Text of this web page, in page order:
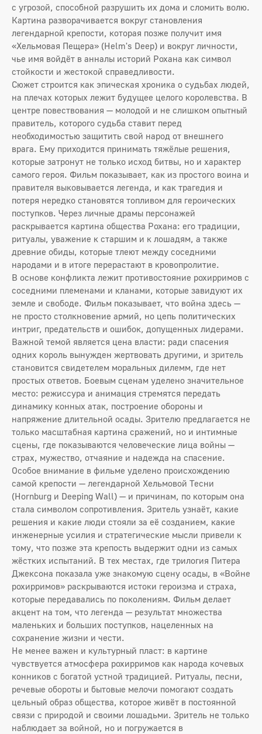
с угрозой, способной разрушить их дома и сломить волю.
Картина разворачивается вокруг становления
легендарной крепости, которая позже получит имя
«Хельмовая Пещера» (Helm's Deep) и вокруг личности,
чье имя войдёт в анналы историй Рохана как символ
стойкости и жестокой справедливости.
Сюжет строится как эпическая хроника о судьбах людей,
на плечах которых лежит будущее целого королевства. В
центре повествования — молодой и не слишком опытный
правитель, которого судьба ставит перед
необходимостью защитить свой народ от внешнего
врага. Ему приходится принимать тяжёлые решения,
которые затронут не только исход битвы, но и характер
самого героя. Фильм показывает, как из простого воина и
правителя выковывается легенда, и как трагедия и
потеря нередко становятся топливом для героических
поступков. Через личные драмы персонажей
раскрывается картина общества Рохана: его традиции,
ритуалы, уважение к старшим и к лошадям, а также
древние обиды, которые тлеют между соседними
народами и в итоге перерастают в кровопролитие.
В основе конфликта лежит противостояние рохирримов с
соседними племенами и кланами, которые завидуют их
земле и свободе. Фильм показывает, что война здесь —
не просто столкновение армий, но цепь политических
интриг, предательств и ошибок, допущенных лидерами.
Важной темой является цена власти: ради спасения
одних король вынужден жертвовать другими, и зритель
становится свидетелем моральных дилемм, где нет
простых ответов. Боевым сценам уделено значительное
место: режиссура и анимация стремятся передать
динамику конных атак, построение обороны и
напряжение длительной осады. Зрителю предлагается не
только масштабная картина сражений, но и интимные
сцены, где показываются человеческие лица войны —
страх, мужество, отчаяние и надежда на спасение.
Особое внимание в фильме уделено происхождению
самой крепости — легендарной Хельмовой Тесни
(Hornburg и Deeping Wall) — и причинам, по которым она
стала символом сопротивления. Зритель узнаёт, какие
решения и какие люди стояли за её созданием, какие
инженерные усилия и стратегические мысли привели к
тому, что позже эта крепость выдержит одни из самых
жёстких испытаний. В тех местах, где трилогия Питера
Джексона показала уже знакомую сцену осады, в «Войне
рохирримов» раскрываются истоки героизма и страха,
которые передавались по поколениям. Фильм делает
акцент на том, что легенда — результат множества
маленьких и больших поступков, нацеленных на
сохранение жизни и чести.
Не менее важен и культурный пласт: в картине
чувствуется атмосфера рохирримов как народа кочевых
конников с богатой устной традицией. Ритуалы, песни,
речевые обороты и бытовые мелочи помогают создать
цельный образ общества, которое живёт в постоянной
связи с природой и своими лошадьми. Зритель не только
наблюдает за войной, но и погружается в